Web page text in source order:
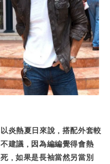
以炎熱夏日來說，搭配外套較
不建議，因為編編覺得會熱
死，如果是長袖當然另當別